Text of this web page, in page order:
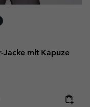
mit Kapuze
price: